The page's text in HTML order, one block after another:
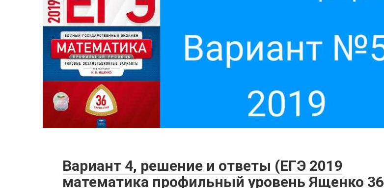
Вариант 4, решение и ответы (ЕГЭ 2019
математика профильный уровень Ященко 36